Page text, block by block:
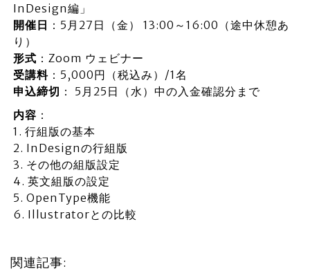
InDesign編」
開催日 ：5月27日（金） 13:00～16:00（途中休憩あ
り）
形式 ：Zoom ウェビナー
受講料：5,000円（税込み）/1名
申込締切 ： 5月25日（水）中の入金確認分まで
内容 ：
1. 行組版の基本
2. InDesignの行組版
3. その他の組版設定
4. 英文組版の設定
5. OpenType機能
6. Illustratorとの比較
関連記事: